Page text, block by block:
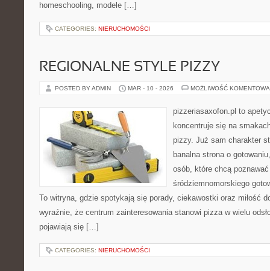
homeschooling, modele […]
CATEGORIES: NIERUCHOMOŚCI
REGIONALNE STYLE PIZZY
POSTED BY ADMIN MAR - 10 - 2026 MOŻLIWOŚĆ
pizzeriasaxofon.pl to
koncentruje się na
pizzy. Już sam charakter
banalna strona o
osób, które chcą
śródziemnomorskiego
To witryna, gdzie spotykają się porady, ciekawostki oraz miłość
wyraźnie, że centrum zainteresowania stanowi pizza w wielu
pojawiają się […]
CATEGORIES: NIERUCHOMOŚCI